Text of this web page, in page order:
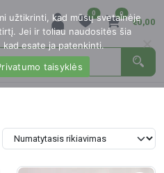
0 0
€0,00
užtikrinti, kad mūsų svetainėje
Jei ir toliau naudositės šia
kad esate ja patenkinti.
taisyklės